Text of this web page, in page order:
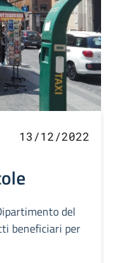
13/12/2022
del
beneficiari per